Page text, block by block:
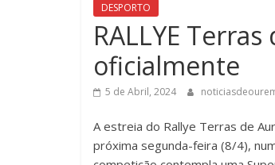
DESPORTO
RALLYE
oficialmente
5 de Abril, 2024
A estreia do Rallye Terras de
próxima segunda-feira (8/4),